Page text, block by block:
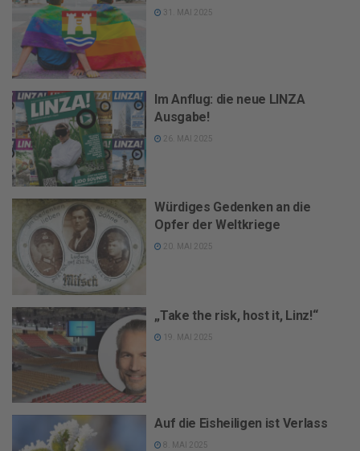
31. MAI 2025
Im Anflug: die neue LINZA
Ausgabe!
26. MAI 2025
Würdiges Gedenken an die
Opfer der Weltkriege
20. MAI 2025
„Take the risk, host it, Linz!“
19. MAI 2025
Auf die Eisheiligen ist Verlass
8. MAI 2025